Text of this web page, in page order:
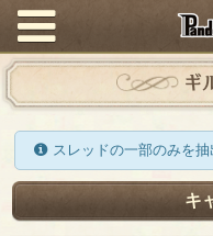
ギ
スレッドの一部のみを抽
キ